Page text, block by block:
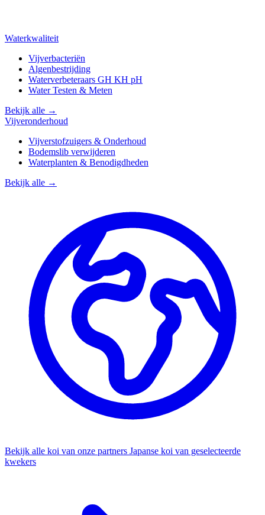
Waterkwaliteit
Vijverbacteriën
Algenbestrijding
Waterverbeteraars GH KH pH
Water Testen & Meten
Bekijk alle →
Vijveronderhoud
Vijverstofzuigers & Onderhoud
Bodemslib verwijderen
Waterplanten & Benodigdheden
Bekijk alle →
Bekijk alle koi van onze partners Japanse koi van geselecteerde
kwekers